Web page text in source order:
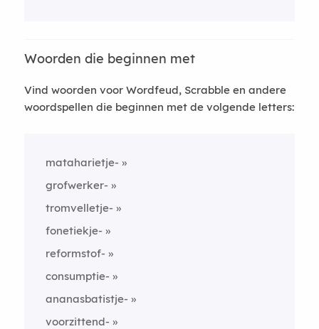
Woorden die beginnen met
Vind woorden voor Wordfeud, Scrabble en andere
woordspellen die beginnen met de volgende letters:
mataharietje-
grofwerker-
tromvelletje-
fonetiekje-
reformstof-
consumptie-
ananasbatistje-
voorzittend-